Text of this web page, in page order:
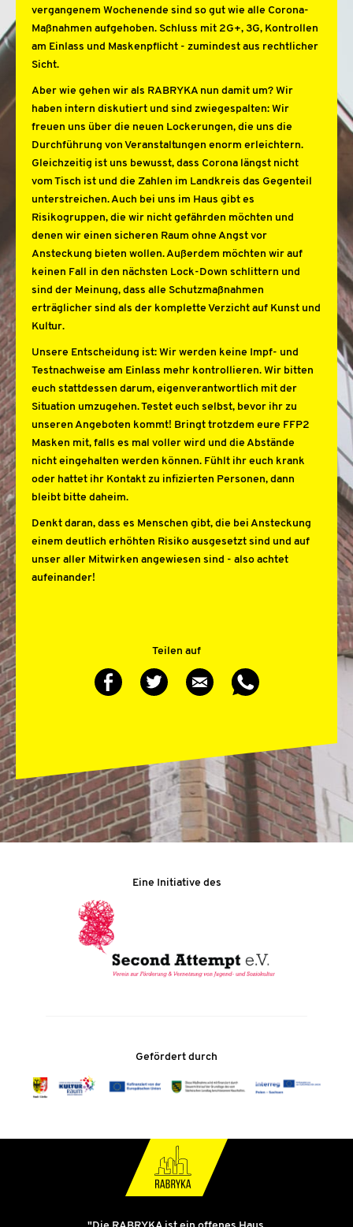
vergangenem Wochenende sind so gut wie alle Corona-
Maßnahmen aufgehoben. Schluss mit 2G+, 3G, Kontrollen
am Einlass und Maskenpflicht - zumindest aus rechtlicher
Sicht.
Aber wie gehen wir als RABRYKA nun damit um? Wir
haben intern diskutiert und sind zwiegespalten: Wir
freuen uns über die neuen Lockerungen, die uns die
Durchführung von Veranstaltungen enorm erleichtern.
Gleichzeitig ist uns bewusst, dass Corona längst nicht
vom Tisch ist und die Zahlen im Landkreis das Gegenteil
unterstreichen. Auch bei uns im Haus gibt es
Risikogruppen, die wir nicht gefährden möchten und
denen wir einen sicheren Raum ohne Angst vor
Ansteckung bieten wollen. Außerdem möchten wir auf
keinen Fall in den nächsten Lock-Down schlittern und
sind der Meinung, dass alle Schutzmaßnahmen
erträglicher sind als der komplette Verzicht auf Kunst und
Kultur.
Unsere Entscheidung ist: Wir werden keine Impf- und
Testnachweise am Einlass mehr kontrollieren. Wir bitten
euch stattdessen darum, eigenverantwortlich mit der
Situation umzugehen. Testet euch selbst, bevor ihr zu
unseren Angeboten kommt! Bringt trotzdem eure FFP2
Masken mit, falls es mal voller wird und die Abstände
nicht eingehalten werden können. Fühlt ihr euch krank
oder hattet ihr Kontakt zu infizierten Personen, dann
bleibt bitte daheim.
Denkt daran, dass es Menschen gibt, die bei Ansteckung
einem deutlich erhöhten Risiko ausgesetzt sind und auf
unser aller Mitwirken angewiesen sind - also achtet
aufeinander!
Teilen auf
Eine Initiative des
Gefördert durch